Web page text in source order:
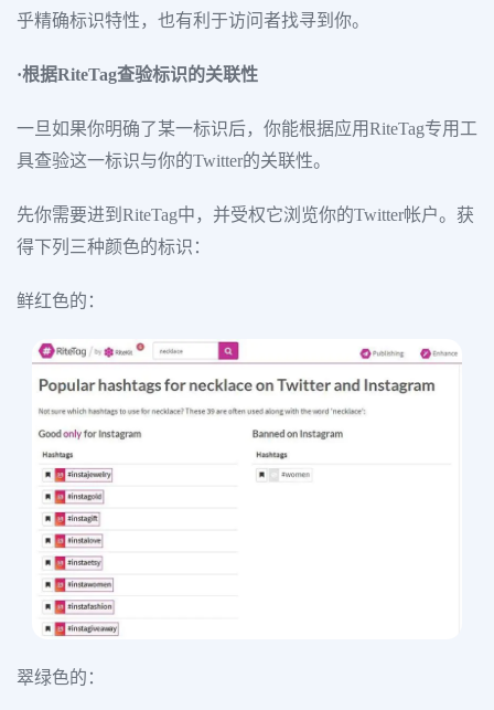
乎精确标识特性，也有利于访问者找寻到你。
·根据RiteTag查验标识的关联性
一旦如果你明确了某一标识后，你能根据应用RiteTag专用工
具查验这一标识与你的Twitter的关联性。
先你需要进到RiteTag中，并受权它浏览你的Twitter帐户。获
得下列三种颜色的标识：
鲜红色的：
翠绿色的：